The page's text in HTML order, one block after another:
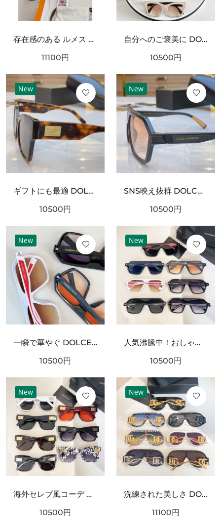
存在感のある ルメス スーパーコピー ベルト 大人っぽい HERMES
11100円
自分へのご褒美に DOLCE＆GABBANA ドルチェ＆ガッバーナ コピー サングラス ギフトにも最適
10500円
New
ギフトにも最適 DOLCE＆GABBANA ドルチェ＆ガッバーナ コピー サングラス ファッション好き必見
10500円
New
SNS映え抜群 DOLCE＆GABBANA ドルチェ＆ガッバーナ コピー サングラス スタイリッシュなスタイル
10500円
New
一瞬で華やぐ DOLCE＆GABBANA ドルチェ＆ガッバーナ コピー サングラス 期間限定
10500円
New
人気沸騰中！おしゃれ新品 DOLCE＆GABBANA ドルチェ＆ガッバーナ コピー サングラス 大人可愛い
10500円
New
海外セレブ風コーデ DOLCE＆GABBANA ドルチェ＆ガッバーナ コピー サングラス 高級感漂うデザイン
10500円
New
洗練された美しさ DOLCE＆GABBANA ドルチェ＆ガッバーナ コピー サングラス 大人の魅力溢れる
11100円